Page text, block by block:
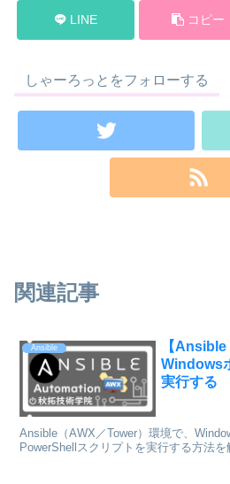
LINE コピー
しゃーろっとをフォローする
関連記事
Ansible
【Ansible
Windows
実行する
Ansible（AWX／Tower）環境で、
PowerShellスクリプトを実行する方法を